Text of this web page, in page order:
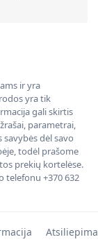
ir yra
yra tik
gali skirtis
parametrai,
dėl savo
todėl prašome
prekių kortelėse.
telefonu +370 632